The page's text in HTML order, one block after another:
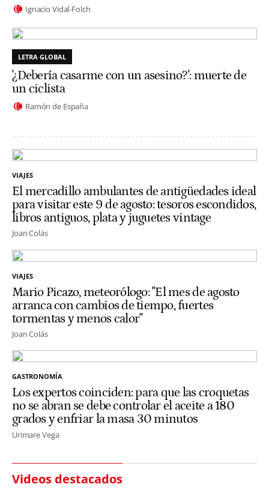
Ignacio Vidal-Folch
LETRA GLOBAL
'¿Debería casarme con un asesino?': muerte de
un ciclista
Ramón de España
VIAJES
El mercadillo ambulantes de antigüedades ideal
para visitar este 9 de agosto: tesoros escondidos,
libros antiguos, plata y juguetes vintage
Joan Colás
VIAJES
Mario Picazo, meteorólogo: "El mes de agosto
arranca con cambios de tiempo, fuertes
tormentas y menos calor"
Joan Colás
GASTRONOMÍA
Los expertos coinciden: para que las croquetas
no se abran se debe controlar el aceite a 180
grados y enfriar la masa 30 minutos
Urimare Vega
Videos destacados